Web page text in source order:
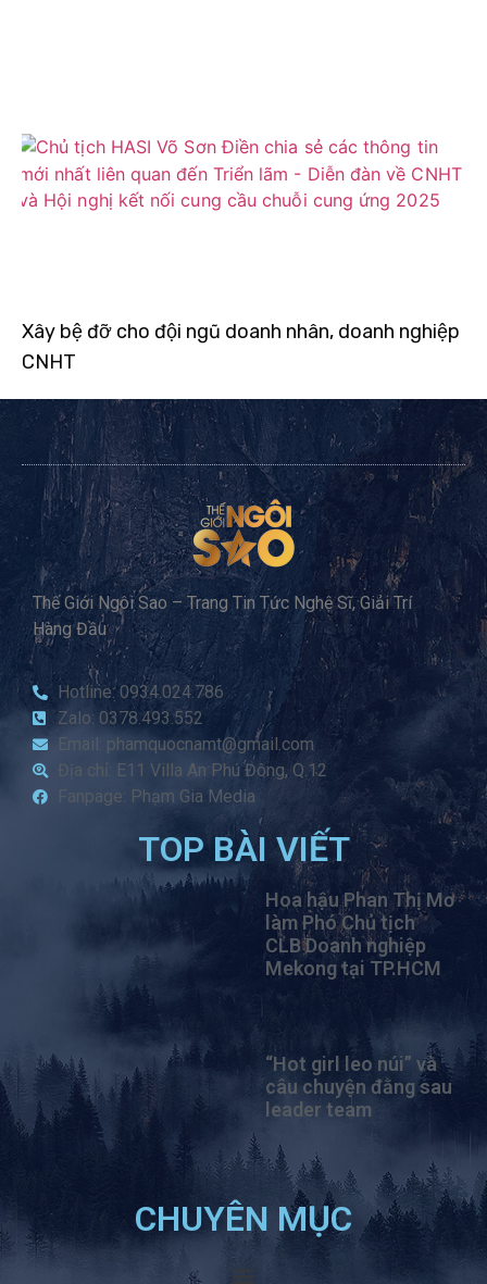
Xây bệ đỡ cho đội ngũ doanh nhân, doanh nghiệp
CNHT
Thế Giới Ngôi Sao – Trang Tin Tức Nghệ Sĩ, Giải Trí
Hàng Đầu
Hotline: 0934.024.786
Zalo: 0378.493.552
Email: phamquocnamt@gmail.com
Địa chỉ: E11 Villa An Phú Đông, Q.12
Fanpage: Phạm Gia Media
TOP BÀI VIẾT
Hoa hậu Phan Thị Mơ
làm Phó Chủ tịch
CLB Doanh nghiệp
Mekong tại TP.HCM
“Hot girl leo núi” và
câu chuyện đằng sau
leader team
CHUYÊN MỤC